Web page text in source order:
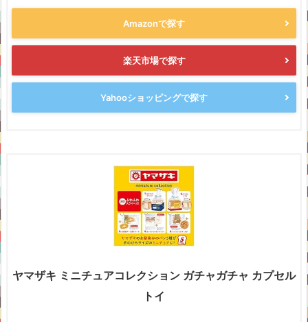
Amazonで探す
楽天市場で探す
Yahooショッピングで探す
ヤマザキ ミニチュアコレクション ガチャガチャ カプセル
トイ